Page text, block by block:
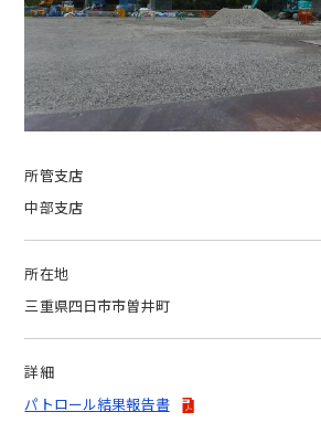
所管支店
中部支店
所在地
三重県四日市市曽井町
詳細
パトロール結果報告書